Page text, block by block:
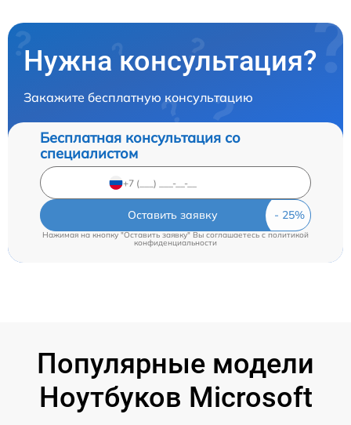
Нужна консультация?
Закажите бесплатную консультацию
Бесплатная консультация со
специалистом
Оставить заявку
Нажимая на кнопку "Оставить заявку" Вы соглашаетесь c политикой
конфиденциальности
Популярные модели
Ноутбуков Microsoft